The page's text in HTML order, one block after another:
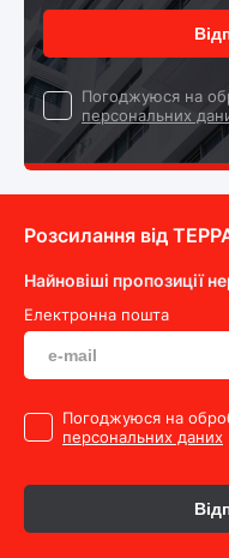
Погоджуюся на
персональних
Розсилання від
Найновіші пропозиції
Електронна пошта
Погоджуюся на
персональних даних